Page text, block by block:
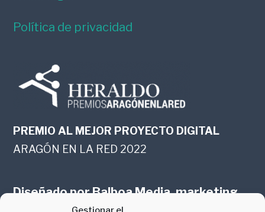
Política de privacidad
PREMIO AL MEJOR PROYECTO DIGITAL
ARAGÓN EN LA RED 2022
Diseñado porBalboa Media, marketing